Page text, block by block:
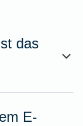
das
E-